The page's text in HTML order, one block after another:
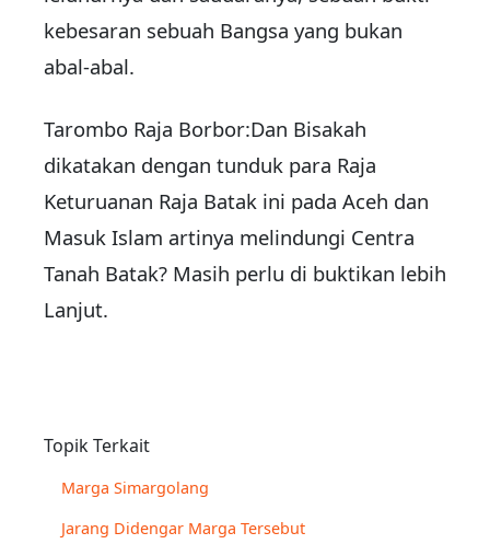
kebesaran sebuah Bangsa yang bukan
abal-abal.
Tarombo Raja Borbor:Dan Bisakah
dikatakan dengan tunduk para Raja
Keturuanan Raja Batak ini pada Aceh dan
Masuk Islam artinya melindungi Centra
Tanah Batak? Masih perlu di buktikan lebih
Lanjut.
Topik Terkait
Marga Simargolang
Jarang Didengar Marga Tersebut